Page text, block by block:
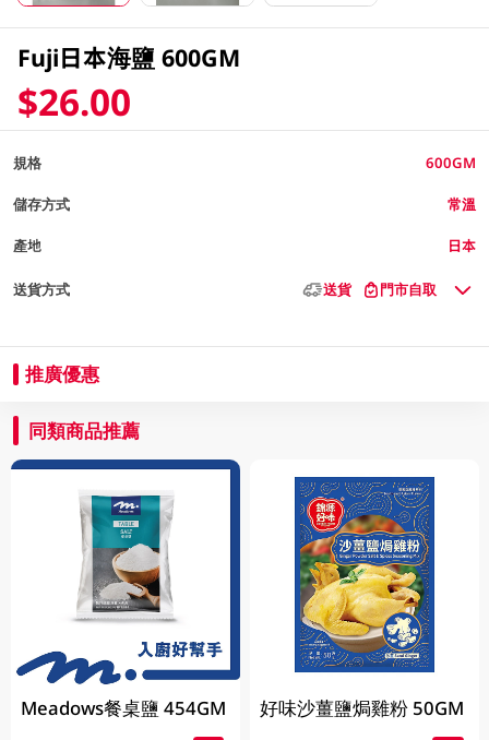
Fuji日本海鹽 600GM
$26.00
規格 600GM
儲存方式 常溫
產地 日本
送貨方式 送貨 門市自取
推廣優惠
同類商品推薦
Meadows餐桌鹽 454GM 好味沙薑鹽焗雞粉 50GM